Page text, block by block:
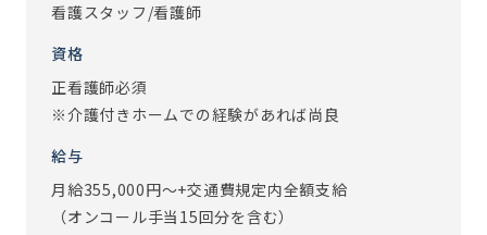
少することができました。
・メディカルケアステーション
医師に共有したい情報を、MCSのアプリ(チャット)に投稿
し、情報をタイムリーに共有することができます。多職種連
携でかかっていた手間と時間が短縮されました。
・IoTシステム『EGAO link』
スマホ1台で記録入力や内容確認、コール、見守りのすべて
看護スタッフ/看護師
資格
正看護師必須
※介護付きホームでの経験があれば尚良
給与
月給355,000円～+交通費規定内全額支給
（オンコール手当15回分を含む）